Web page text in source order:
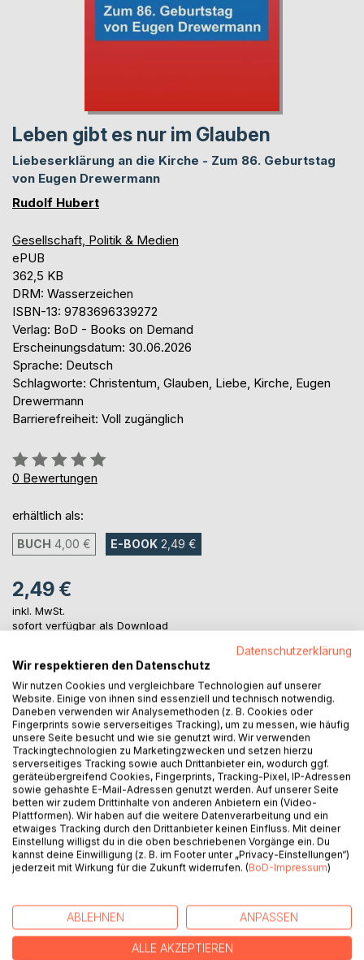
Leben gibt es nur im Glauben
Liebeserklärung an die Kirche - Zum 86. Geburtstag
von Eugen Drewermann
Rudolf Hubert
Gesellschaft, Politik & Medien
ePUB
362,5 KB
DRM: Wasserzeichen
ISBN-13: 9783696339272
Verlag: BoD - Books on Demand
Erscheinungsdatum: 30.06.2026
Sprache: Deutsch
Schlagworte: Christentum, Glauben, Liebe, Kirche, Eugen
Drewermann
Barrierefreiheit: Voll zugänglich
Bewertung::
0%
0 Bewertungen
erhältlich als:
BUCH 4,00 € E-BOOK 2,49 €
2,49 €
inkl. MwSt.
sofort verfügbar als Download
IN DEN WARENKORB
Auf die Merkliste
Titel bewerten
BESCHREIBUNG
Wer durch Jesus zu glauben lernt an die Liebe, die Gott ist,
an die Unzerstörbarkeit des Lebens in den Händen Gottes,
wenn Jesus alles ist, der kann, im Bild gesprochen, sagen:
Datenschutzerklärung
Wir respektieren den Datenschutz
Wir nutzen Cookies und vergleichbare Technologien auf unserer
Website. Einige von ihnen sind essenziell und technisch notwendig.
Daneben verwenden wir Analysemethoden (z. B. Cookies oder
Fingerprints sowie serverseitiges Tracking), um zu messen, wie häufig
unsere Seite besucht und wie sie genutzt wird. Wir verwenden
Trackingtechnologien zu Marketingzwecken und setzen hierzu
serverseitiges Tracking sowie auch Drittanbieter ein, wodurch ggf.
geräteübergreifend Cookies, Fingerprints, Tracking-Pixel, IP-Adressen
sowie gehashte E-Mail-Adressen genutzt werden. Auf unserer Seite
betten wir zudem Drittinhalte von anderen Anbietern ein (Video-
Plattformen). Wir haben auf die weitere Datenverarbeitung und ein
etwaiges Tracking durch den Drittanbieter keinen Einfluss. Mit deiner
Einstellung willigst du in die oben beschriebenen Vorgänge ein. Du
kannst deine Einwilligung (z. B. im Footer unter „Privacy-Einstellungen“)
jederzeit mit Wirkung für die Zukunft widerrufen. (BoD-Impressum)
ABLEHNEN ANPASSEN
ALLE AKZEPTIEREN